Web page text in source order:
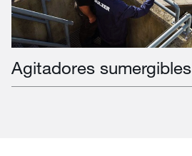
Agitadores sumergibles